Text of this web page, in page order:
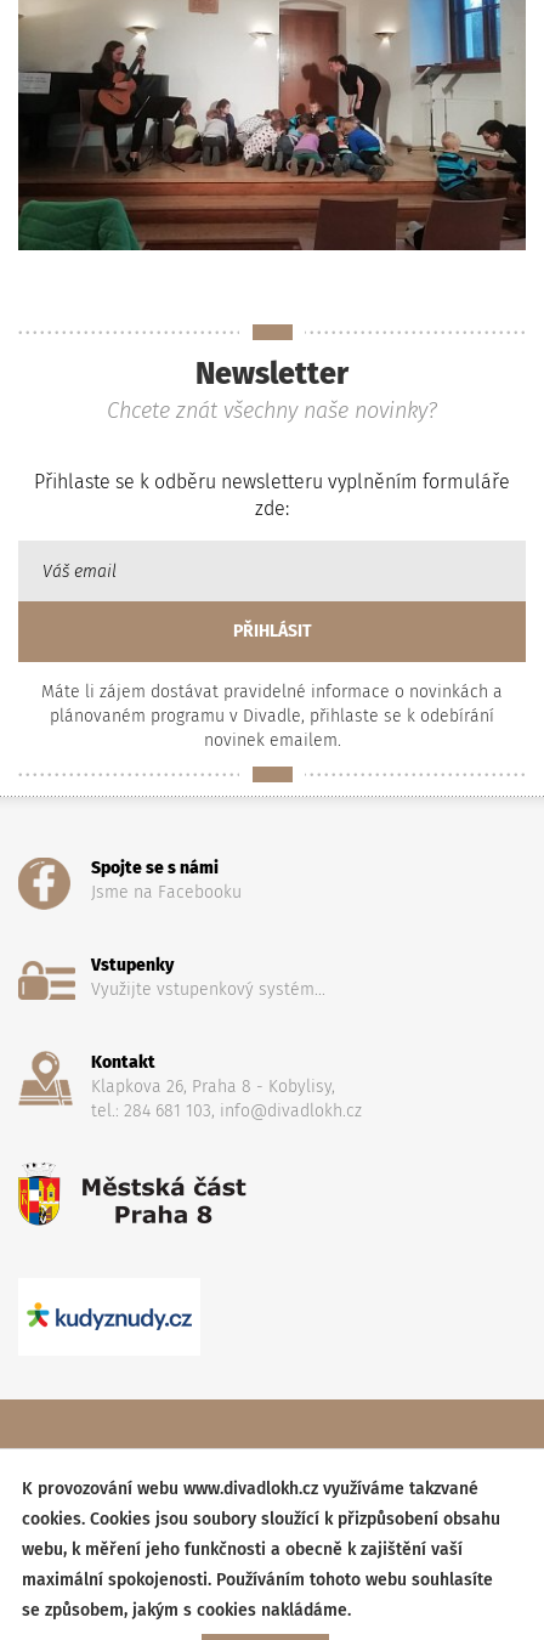
Newsletter
Chcete znát všechny naše novinky?
Přihlaste se k odběru newsletteru vyplněním formuláře
zde:
Máte li zájem dostávat pravidelné informace o novinkách a
plánovaném programu v Divadle, přihlaste se k odebírání
novinek emailem.
Spojte se s námi
Jsme na Facebooku
Vstupenky
Využijte vstupenkový systém...
Kontakt
Klapkova 26, Praha 8 - Kobylisy,
tel.: 284 681 103, info@divadlokh.cz
vyhrazena,Obchodní podmínky
Created by:BESTSITE| Design: StudioSCHNEIDER
K provozování webu www.divadlokh.cz využíváme takzvané
cookies. Cookies jsou soubory sloužící k přizpůsobení obsahu
webu, k měření jeho funkčnosti a obecně k zajištění vaší
maximální spokojenosti. Používáním tohoto webu souhlasíte
se způsobem, jakým s cookies nakládáme.